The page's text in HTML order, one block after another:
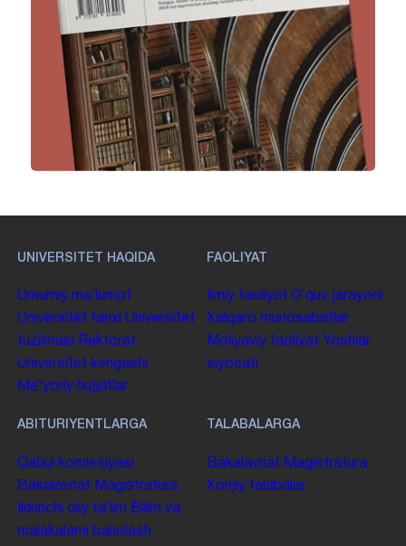
UNIVERSITET HAQIDA
Umumiy maʼlumot
Universitet tarixi Universitet
tuzilmasi
Rektorat
Universitet kengashi
Me'yoriy hujjatlar
FAOLIYAT
Ilmiy faoliyat Oʻquv jarayoni
Xalqaro munosabatlar
Moliyaviy faoliyat Yoshlar
siyosati
ABITURIYENTLARGA
Qabul komissiyasi
Bakalavriat Magistratura
Ikkinchi oliy taʼlim Bilim va
malakalarni baholash
TALABALARGA
Bakalavriat Magistratura
Xorijiy talabalar